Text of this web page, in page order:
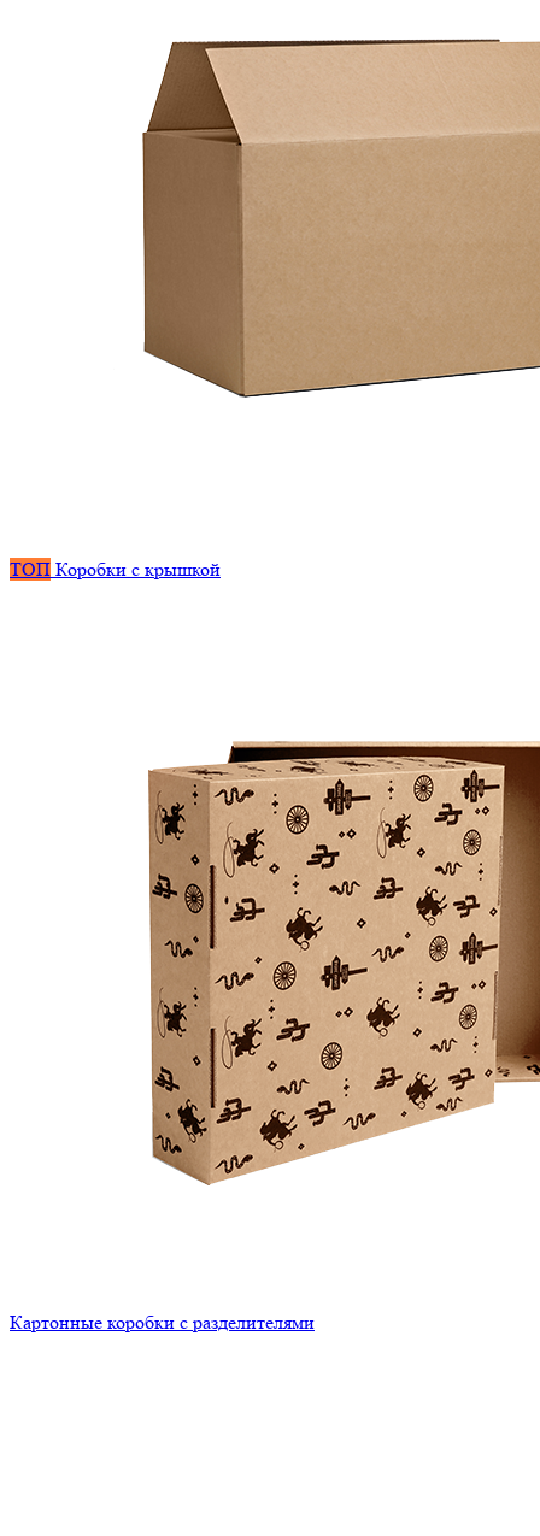
ТОП Коробки с крышкой
Картонные коробки с разделителями